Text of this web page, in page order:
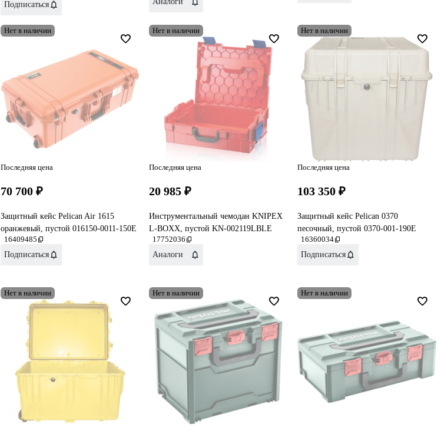
Подписаться
Нет в наличии
Последняя цена
70 700 ₽
Защитный кейс Pelican Air 1615
оранжевый, пустой 016150-0011-150E
16409485
Подписаться
Нет в наличии
Последняя цена
20 985 ₽
Инструментальный чемодан KNIPEX
L-BOXX, пустой KN-002119LBLE
17752036
Аналоги
Нет в наличии
Последняя цена
103 350 ₽
Защитный кейс Pelican 0370
песочный, пустой 0370-001-190E
16360034
Подписаться
Нет в наличии Нет в наличии Нет в наличии